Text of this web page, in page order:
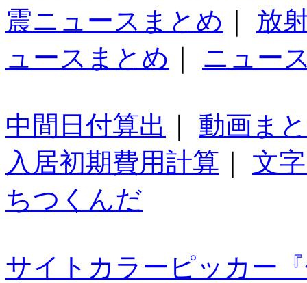
震ニュースまとめ
放
ュースまとめ
ニュー
中間日付算出
動画ま
入居初期費用計算
文
ちつくんだ
サイトカラーピッカー